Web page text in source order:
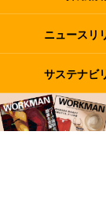
ニュースリ
サステナビ